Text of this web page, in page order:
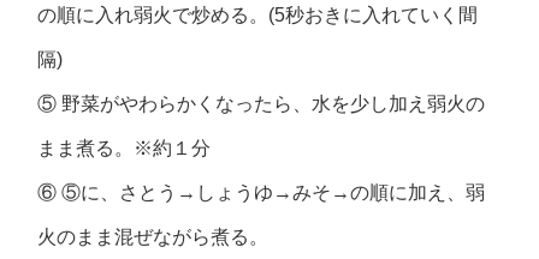
の順に入れ弱火で炒める。(5秒おきに入れていく間
隔)
⑤ 野菜がやわらかくなったら、水を少し加え弱火の
まま煮る。※約１分
⑥ ⑤に、さとう→しょうゆ→みそ→の順に加え、弱
火のまま混ぜながら煮る。